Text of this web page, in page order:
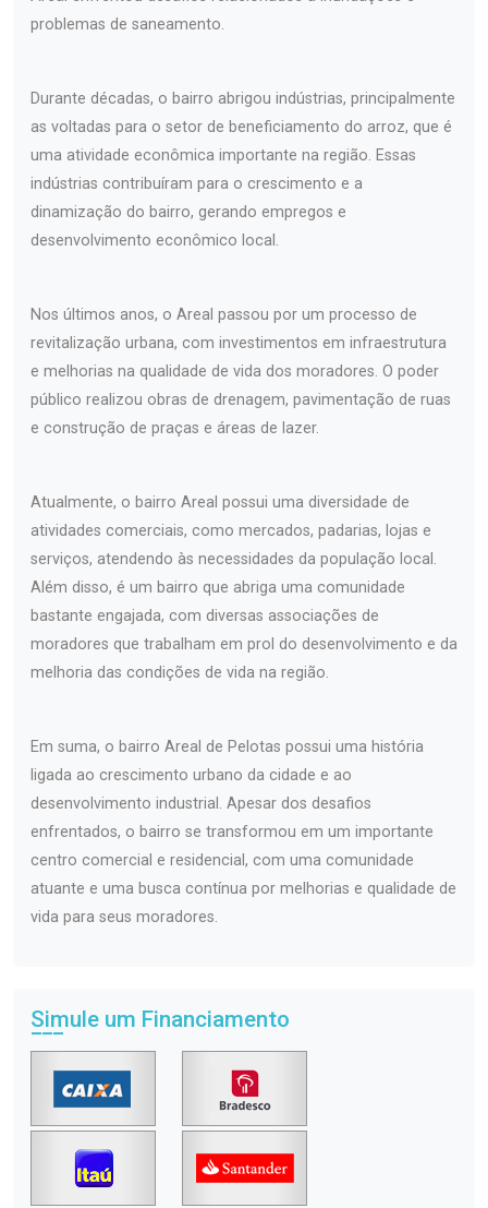
problemas de saneamento.
Durante décadas, o bairro abrigou indústrias, principalmente
as voltadas para o setor de beneficiamento do arroz, que é
uma atividade econômica importante na região. Essas
indústrias contribuíram para o crescimento e a
dinamização do bairro, gerando empregos e
desenvolvimento econômico local.
Nos últimos anos, o Areal passou por um processo de
revitalização urbana, com investimentos em infraestrutura
e melhorias na qualidade de vida dos moradores. O poder
público realizou obras de drenagem, pavimentação de ruas
e construção de praças e áreas de lazer.
Atualmente, o bairro Areal possui uma diversidade de
atividades comerciais, como mercados, padarias, lojas e
serviços, atendendo às necessidades da população local.
Além disso, é um bairro que abriga uma comunidade
bastante engajada, com diversas associações de
moradores que trabalham em prol do desenvolvimento e da
melhoria das condições de vida na região.
Em suma, o bairro Areal de Pelotas possui uma história
ligada ao crescimento urbano da cidade e ao
desenvolvimento industrial. Apesar dos desafios
enfrentados, o bairro se transformou em um importante
centro comercial e residencial, com uma comunidade
atuante e uma busca contínua por melhorias e qualidade de
vida para seus moradores.
Simule um Financiamento